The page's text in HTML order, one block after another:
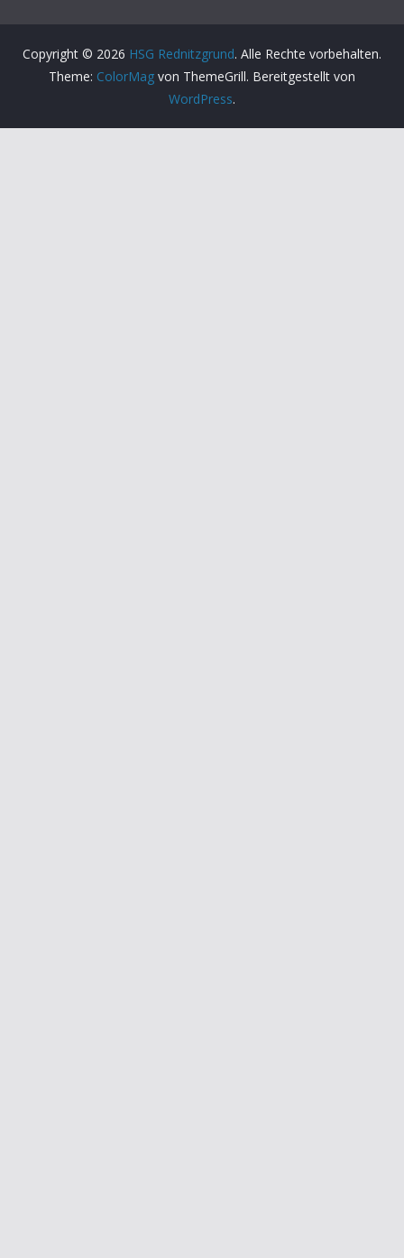
Copyright © 2026 HSG Rednitzgrund. Alle Rechte vorbehalten.
Theme: ColorMag von ThemeGrill. Bereitgestellt von
WordPress.